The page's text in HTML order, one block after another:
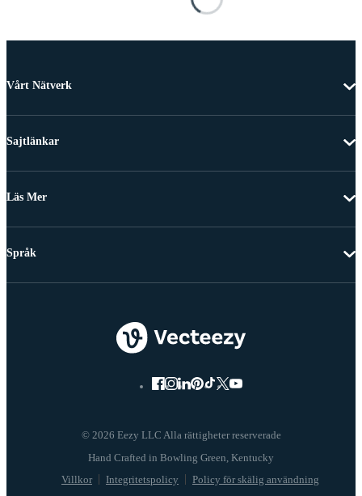
Vårt Nätverk
Sajtlänkar
Läs Mer
© 2026 Eezy LLC Alla rättigheter reserverade
Villkor Integritetspolicy Policy för skälig användning
Språk